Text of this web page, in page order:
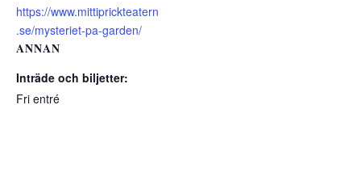
https://www.mittiprickteatern
.se/mysteriet-pa-garden/
ANNAN
Inträde och biljetter:
Fri entré